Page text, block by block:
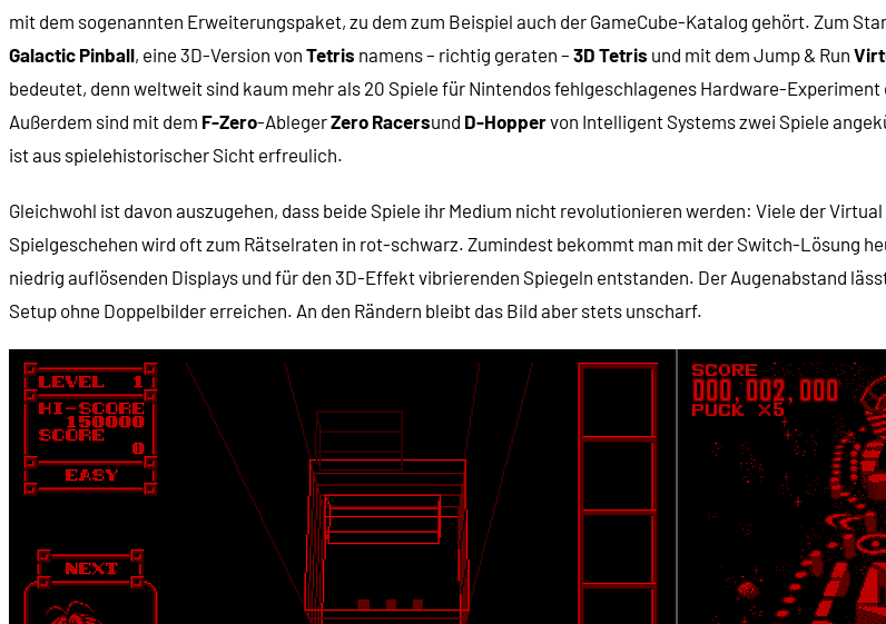
mit dem sogenannten Erweiterungspaket, zu dem zum Beispiel auch der GameCube-Katalog gehört. Zum
Galactic Pinball, eine 3D-Version von Tetris namens – richtig geraten – 3D Tetris und mit dem Jump & Run
bedeutet, denn weltweit sind kaum mehr als 20 Spiele für Nintendos fehlgeschlagenes Hardware-
Außerdem sind mit dem F-Zero-AblegerZero Racersund D-Hoppervon Intelligent Systems zwei Spiele
ist aus spielehistorischer Sicht erfreulich.
Gleichwohl ist davon auszugehen, dass beide Spiele ihr Medium nicht revolutionieren werden: Viele der
Spielgeschehen wird oft zum Rätselraten in rot-schwarz. Zumindest bekommt man mit der Switch-Lösung
niedrig auflösenden Displays und für den 3D-Effekt vibrierenden Spiegeln entstanden. Der Augenabstand
Setup ohne Doppelbilder erreichen. An den Rändern bleibt das Bild aber stets unscharf.